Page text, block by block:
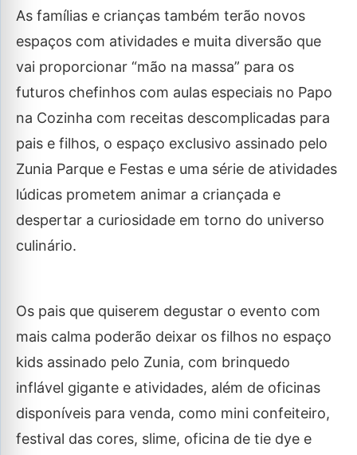
As famílias e crianças também terão novos
espaços com atividades e muita diversão que
vai proporcionar “mão na massa” para os
futuros chefinhos com aulas especiais no Papo
na Cozinha com receitas descomplicadas para
pais e filhos, o espaço exclusivo assinado pelo
Zunia Parque e Festas e uma série de atividades
lúdicas prometem animar a criançada e
despertar a curiosidade em torno do universo
culinário.
Os pais que quiserem degustar o evento com
mais calma poderão deixar os filhos no espaço
kids assinado pelo Zunia, com brinquedo
inflável gigante e atividades, além de oficinas
disponíveis para venda, como mini confeiteiro,
festival das cores, slime, oficina de tie dye e